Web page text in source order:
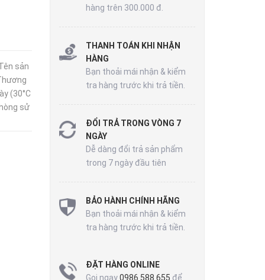
sản
(30°C
sử
hàng trên 300.000 đ.
THANH TOÁN KHI NHẬN
HÀNG
Bạn thoải mái nhận & kiểm
tra hàng trước khi trả tiền.
ĐỔI TRẢ TRONG VÒNG 7
NGÀY
Dễ dàng đổi trả sản phẩm
trong 7 ngày đầu tiên
BẢO HÀNH CHÍNH HÃNG
Bạn thoải mái nhận & kiểm
tra hàng trước khi trả tiền.
ĐẶT HÀNG ONLINE
Gọi ngay0986 588 655 để